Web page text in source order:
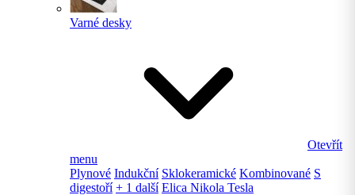
Varné desky
Otevřít
menu
Plynové Indukční Sklokeramické Kombinované S
digestoří + 1 další Elica Nikola Tesla